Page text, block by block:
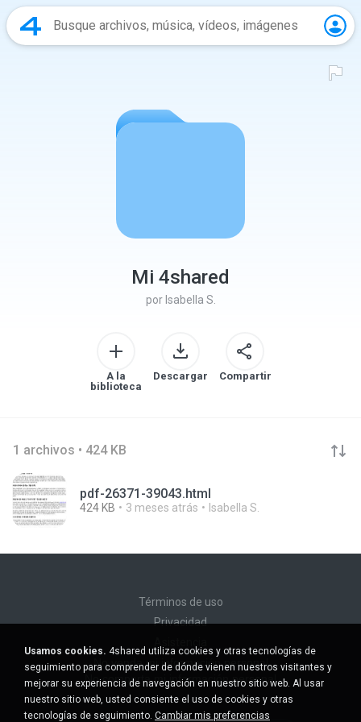
Mi 4shared
por Isabella S.
A la
biblioteca
Descargar Compartir
1 archivos • 424 KB
pdf-26371-39043.html
424 KB 3 meses atrás Isabella S.
Términos de uso
Privacidad
No venda mi información personal
No comparta mi información personal
Usamos cookies. 4shared utiliza cookies y otras tecnologías de
seguimiento para comprender de dónde vienen nuestros visitantes y
mejorar su experiencia de navegación en nuestro sitio web. Al usar
nuestro sitio web, usted consiente el uso de cookies y otras
tecnologías de seguimiento. Cambiar mis preferencias